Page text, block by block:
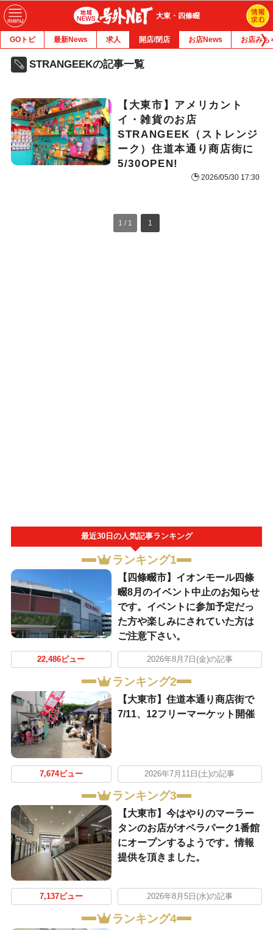
大東・四條畷
GOトピ 最新News 求人 開店/閉店 お店News お店みち
STRANGEEKの記事一覧
【大東市】アメリカント
イ・雑貨のお店
STRANGEEK（ストレンジ
ーク）住道本通り商店街に
5/30OPEN!
2026/05/30 17:30
1 / 1 1
最近30日の人気記事ランキング
ランキング1
【四條畷市】イオンモール四條
畷8月のイベント中止のお知らせ
です。イベントに参加予定だっ
た方や楽しみにされていた方は
ご注意下さい。
22,486ビュー 2026年8月7日(金)の記事
ランキング2
【大東市】住道本通り商店街で
7/11、12フリーマーケット開催
7,674ビュー 2026年7月11日(土)の記事
ランキング3
【大東市】今はやりのマーラー
タンのお店がオペラパーク1番館
にオープンするようです。情報
提供を頂きました。
7,137ビュー 2026年8月5日(水)の記事
ランキング4